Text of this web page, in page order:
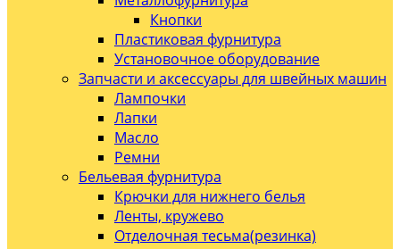
Кнопки
Пластиковая фурнитура
Установочное оборудование
Запчасти и аксессуары для швейных машин
Лампочки
Лапки
Масло
Ремни
Бельевая фурнитура
Крючки для нижнего белья
Ленты, кружево
Отделочная тесьма(резинка)